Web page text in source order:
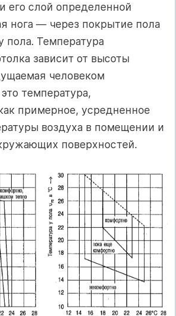
его слой определенной
нога — через покрытие пола
пола. Температура
зависит от высоты
человеком
температура,
примерное, усредненное
воздуха в помещении и
поверхностей.